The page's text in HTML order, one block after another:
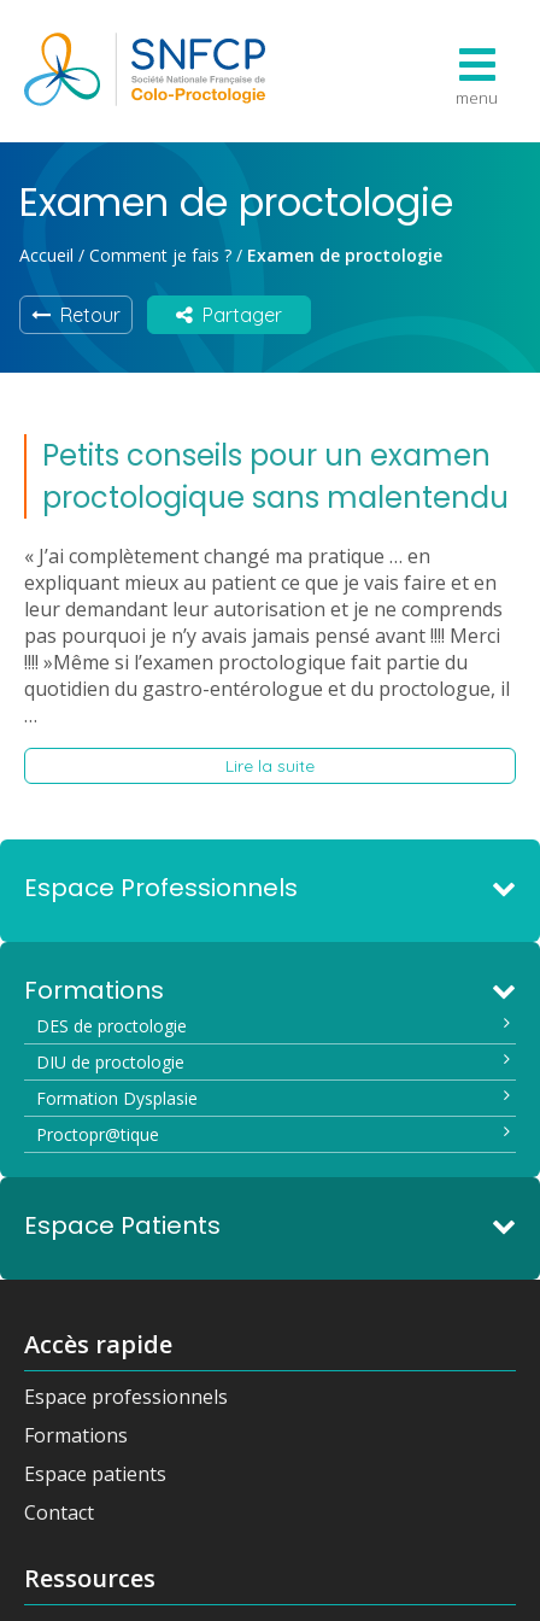
menu
Examen de proctologie
Accueil / Comment je fais ? / Examen de proctologie
Retour Partager
Petits conseils pour un examen
proctologique sans malentendu
« J’ai complètement changé ma pratique … en
expliquant mieux au patient ce que je vais faire et en
leur demandant leur autorisation et je ne comprends
pas pourquoi je n’y avais jamais pensé avant !!!! Merci
!!!! »Même si l’examen proctologique fait partie du
quotidien du gastro-entérologue et du proctologue, il
…
Lire la suite
Espace Professionnels
Formations
DES de proctologie
DIU de proctologie
Formation Dysplasie
Proctopr@tique
Espace Patients
Accès rapide
Espace professionnels
Formations
Espace patients
Contact
Ressources